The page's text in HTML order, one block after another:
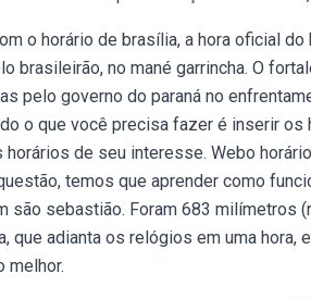
o horário de brasília, a hora oficial
brasileirão, no mané garrincha. O
pelo governo do paraná no
o que você precisa fazer é inserir
de seu interesse. Webo
temos que aprender como
são sebastião. Foram 683 milímetros
que adianta os relógios em uma
melhor.